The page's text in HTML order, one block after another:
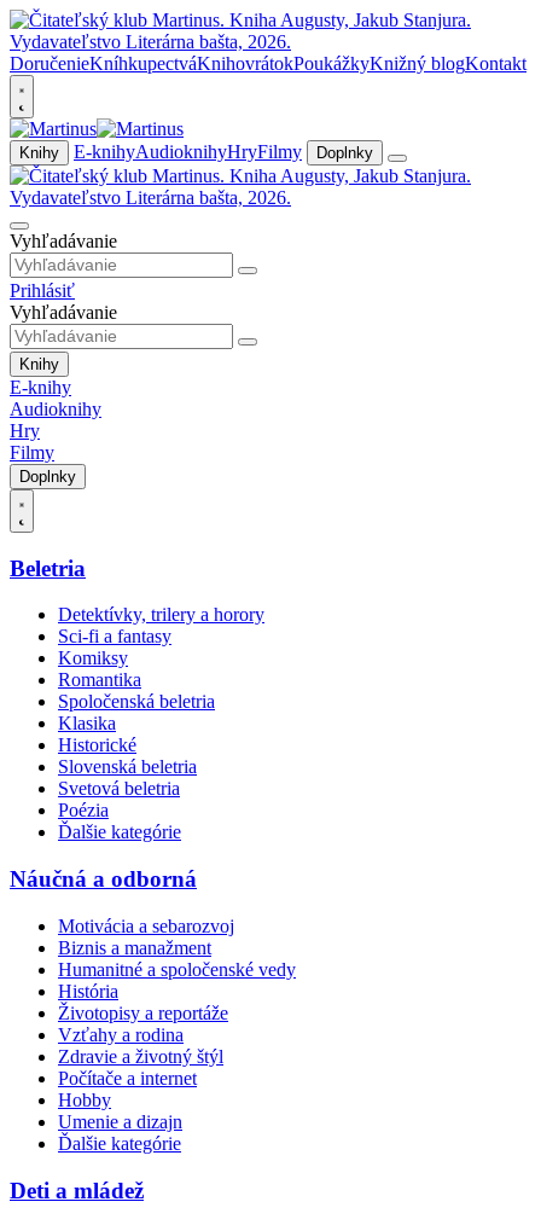
DoručenieKníhkupectváKnihovrátokPoukážkyKnižný blogKontakt
Knihy E-knihyAudioknihyHryFilmy Doplnky
Vyhľadávanie
Prihlásiť
Vyhľadávanie
Knihy
E-knihy
Audioknihy
Hry
Filmy
Doplnky
Beletria
Detektívky, trilery a horory
Sci-fi a fantasy
Komiksy
Romantika
Spoločenská beletria
Klasika
Historické
Slovenská beletria
Svetová beletria
Poézia
Ďalšie kategórie
Náučná a odborná
Motivácia a sebarozvoj
Biznis a manažment
Humanitné a spoločenské vedy
História
Životopisy a reportáže
Vzťahy a rodina
Zdravie a životný štýl
Počítače a internet
Hobby
Umenie a dizajn
Ďalšie kategórie
Deti a mládež